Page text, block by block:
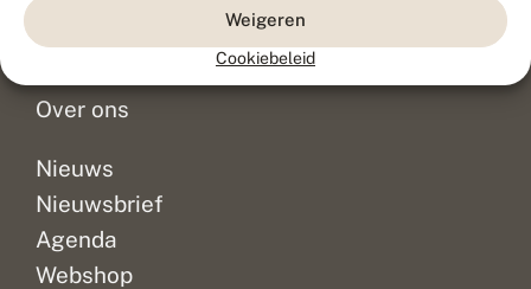
Weigeren
Cookiebeleid
Doneer
Over ons
Nieuws
Nieuwsbrief
Agenda
Webshop